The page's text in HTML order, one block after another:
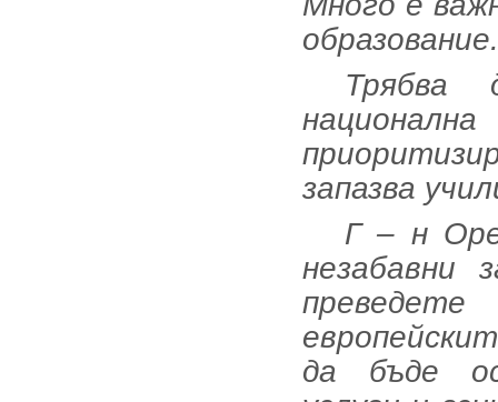
образование.
Трябва
запазва
Г – н
незабавни
да бъде